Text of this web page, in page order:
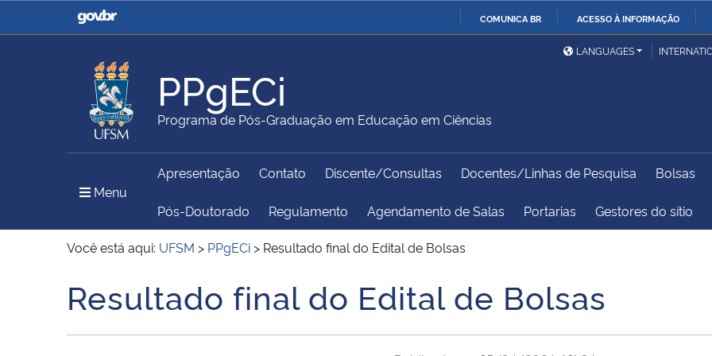
COMUNICA BR ACESSO À INFORMAÇÃO
Casa Civil
Ministério da Justiça e
Ministério da Defesa
Ministério das Relações
Exteriores
Ministério da Agricultura,
Pecuária e Abastecimento
Ministério da Educação
Ministério do Meio Ambiente
Desenvolvimento Regional
Controladoria-Geral da
União
Institucional
LANGUAGES
PPgECi
Programa de Pós-Graduação em Educação em Ciências
Menu
Apresentação Contato Discente/Consultas Docentes/Linhas de Pesquisa Bolsas
Pós-Doutorado Regulamento Agendamento de Salas Portarias Gestores do sítio
Você está aqui: UFSM > PPgECi > Resultado final do Edital de Bolsas
Início do conteúdo
Resultado final do Edital de Bolsas